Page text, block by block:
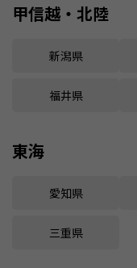
甲信越・北陸
新潟県
福井県
東海
愛知県
三重県